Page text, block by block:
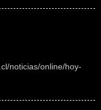
noticias/online/hoy-